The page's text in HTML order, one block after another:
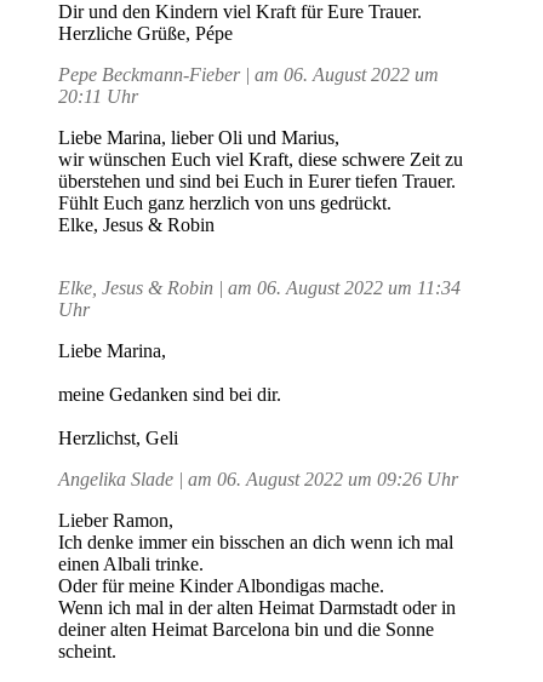
Dir und den Kindern viel Kraft für Eure Trauer.
Herzliche Grüße, Pépe
Pepe Beckmann-Fieber | am 06. August 2022 um
20:11 Uhr
Liebe Marina, lieber Oli und Marius,
wir wünschen Euch viel Kraft, diese schwere Zeit zu
überstehen und sind bei Euch in Eurer tiefen Trauer.
Fühlt Euch ganz herzlich von uns gedrückt.
Elke, Jesus & Robin
Elke, Jesus & Robin | am 06. August 2022 um 11:34
Uhr
Liebe Marina,
meine Gedanken sind bei dir.
Herzlichst, Geli
Angelika Slade | am 06. August 2022 um 09:26 Uhr
Lieber Ramon,
Ich denke immer ein bisschen an dich wenn ich mal
einen Albali trinke.
Oder für meine Kinder Albondigas mache.
Wenn ich mal in der alten Heimat Darmstadt oder in
deiner alten Heimat Barcelona bin und die Sonne
scheint.